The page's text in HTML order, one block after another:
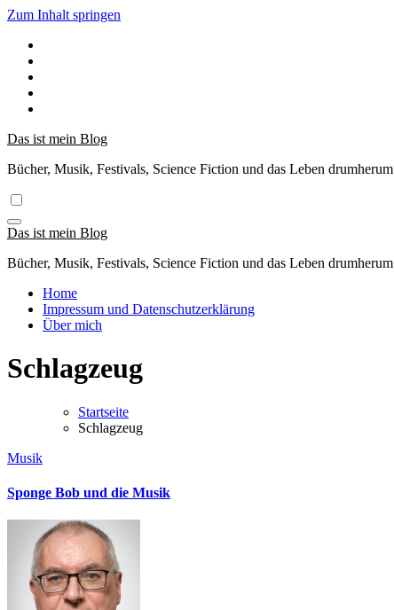
Zum Inhalt springen
Das ist mein Blog
Bücher, Musik, Festivals, Science Fiction und das Leben drumherum
Das ist mein Blog
Bücher, Musik, Festivals, Science Fiction und das Leben drumherum
Home
Impressum und Datenschutzerklärung
Über mich
Schlagzeug
Startseite
Schlagzeug
Musik
Sponge Bob und die Musik